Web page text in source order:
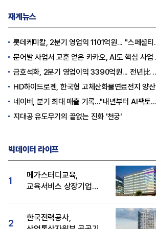
재계뉴스
롯데케미칼, 2분기 영업익 1101억원... "스페셜티 전환 가속"
문어발 사업서 교훈 얻은 카카오, AI도 핵심 사업 '선택과 집중'
금호석화, 2분기 영업이익 3390억원... 전년比 419% 급증
HD하이드로젠, 한국형 고체산화물연료전지 양산체계 구축
네이버, 분기 최대 매출 기록..."내년부터 AI팩토리 수익 날 것"
지대공 유도무기의 끝없는 진화 '천궁'
빅데이터 라이프
1
메가스터디교육,
교육서비스 상장기업
2
한국전력공사,